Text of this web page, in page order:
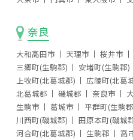
奈良
大和高田市 天理市 桜井市
三郷町(生駒郡)
安堵町(生駒郡)
上牧町(北葛城郡)
広陵町(北葛
北葛城郡
磯城郡 奈良市
生駒市
葛城市 平群町(生駒
川西町(磯城郡)
田原本町(磯城
河合町(北葛城郡)
生駒郡 高